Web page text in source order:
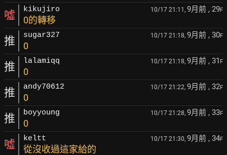
噓 kikujiro 10/17 21:11, 9月前 , 29F
0的轉移
推 sugar327 10/17 21:18, 9月前 , 30F
0
推 lalamiqq 10/17 21:18, 9月前 , 31 F
0
推 andy70612 10/17 21:22, 9月前 , 32F
0
推 boyyoung 10/17 21:28, 9月前 , 33F
0
噓 keltt 10/17 21:30, 9月前 , 34F
從沒收過這家給的